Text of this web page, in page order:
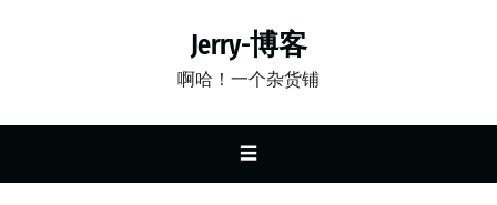
Jerry-博客
啊哈！一个杂货铺
☰